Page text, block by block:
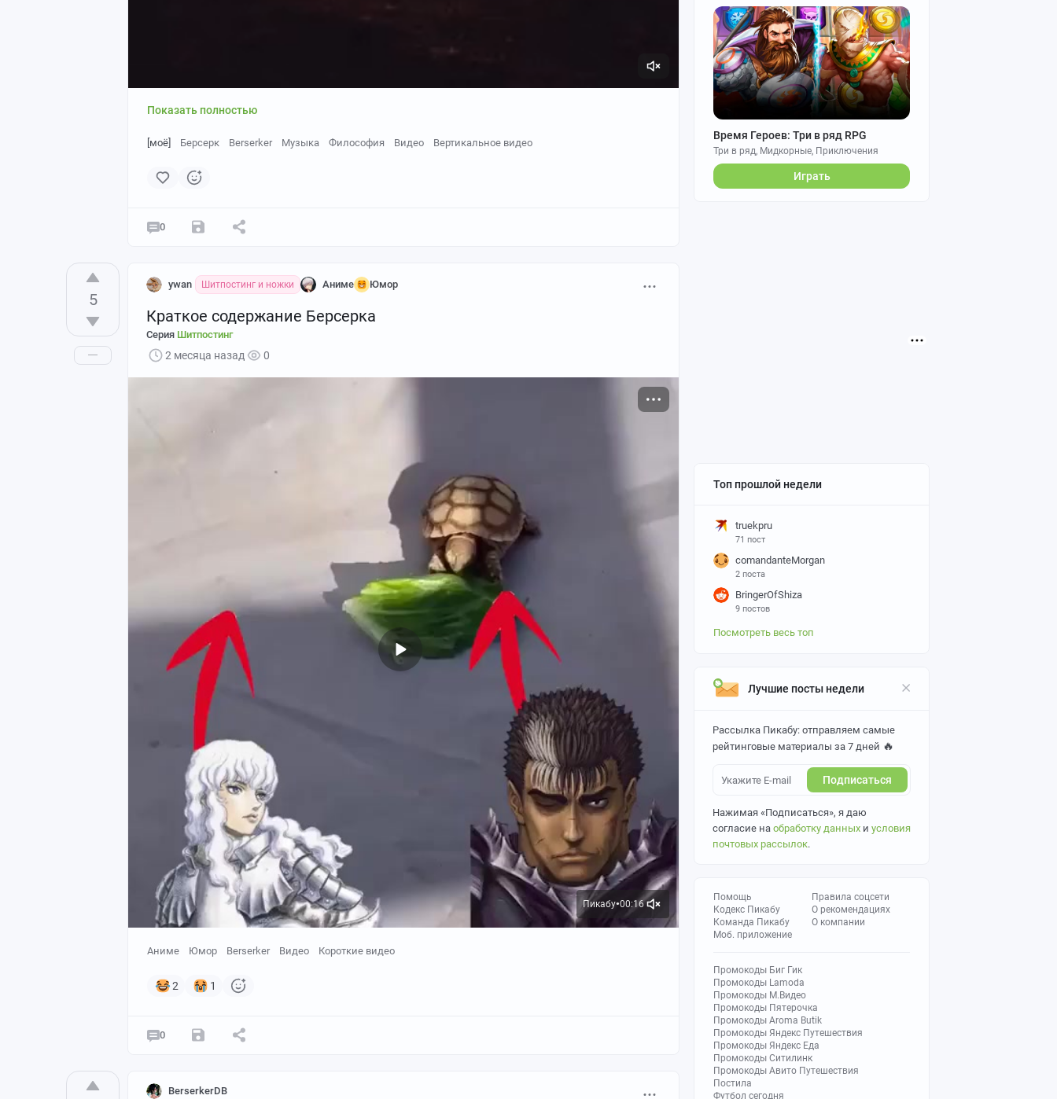
Время Героев: Три в ряд RPG
Три в ряд, Мидкорные, Приключения
Играть
Топ прошлой недели
truekpru
71 пост
comandanteMorgan
2 поста
BringerOfShiza
9 постов
Посмотреть весь топ
Лучшие посты недели
Рассылка Пикабу: отправляем самые
рейтинговые материалы за 7 дней 🔥
Подписаться
Нажимая «Подписаться», я даю
согласие на обработку данных и условия
почтовых рассылок.
Помощь
Кодекс Пикабу
Команда Пикабу
Моб. приложение
Правила соцсети
О рекомендациях
О компании
Промокоды Биг Гик
Промокоды Lamoda
Промокоды М.Видео
Промокоды Пятерочка
Промокоды Aroma Butik
Промокоды Яндекс Путешествия
Промокоды Яндекс Еда
Промокоды Ситилинк
Промокоды Авито Путешествия
Постила
Футбол сегодня
Показать полностью
[моё] Берсерк Berserker Музыка Философия Видео Вертикальное видео
0
5
ywan Шитпостинг и ножки Аниме Юмор
Краткое содержание Берсерка
Серия Шитпостинг
2 месяца назад 0
Пикабу●00:16
Аниме Юмор Berserker Видео Короткие видео
2 1
0
BerserkerDB